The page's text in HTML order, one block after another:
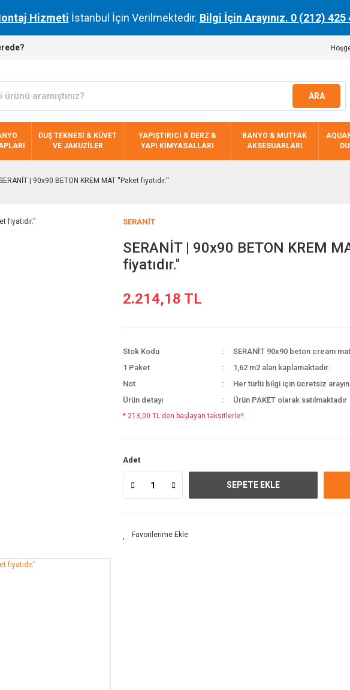
Hizmeti İstanbul İçin Verilmektedir. Bilgi İçin Arayınız. 0 (212) 425
ARA
DUŞ TEKNESİ & KÜVET
VE JAKUZİLER
YAPIŞTIRICI & DERZ &
YAPI KİMYASALLARI
BANYO & MUTFAK
AKSESUARLARI
| 90x90 BETON KREM MAT ''Paket fiyatıdır.''
SERANİT
SERANİT | 90x90 BETON KREM
fiyatıdır.''
2.214,18 TL
Stok Kodu
SERANİT 90x90 beton cream mat
1 Paket
1,62 m2 alan kaplamaktadır.
Not
Her türlü bilgi için ücretsiz
Ürün detayı
Ürün PAKET olarak satılmaktadır
* 213,00 TL den başlayan taksitlerle!!
Adet
SEPETE EKLE